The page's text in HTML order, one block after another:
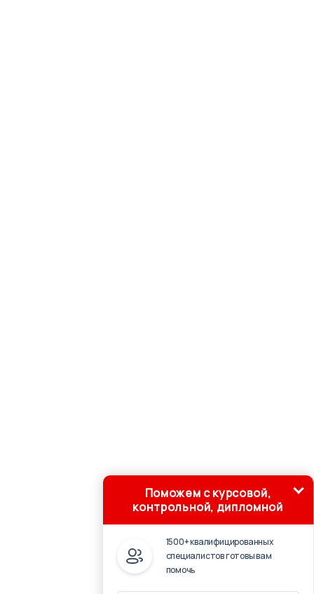
Поможем с курсовой,
контрольной, дипломной
1500+ квалифицированных
специалистов готовы вам
помочь